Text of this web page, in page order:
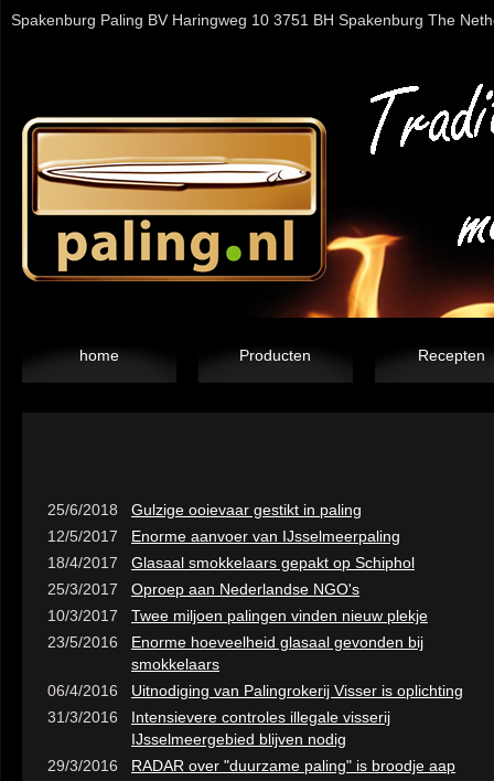
Spakenburg Paling BV Haringweg 10 3751 BH Spakenburg The
home Producten Recepten
25/6/2018
Gulzige ooievaar gestikt in paling
12/5/2017
Enorme aanvoer van IJsselmeerpaling
18/4/2017
Glasaal smokkelaars gepakt op Schiphol
25/3/2017
Oproep aan Nederlandse NGO's
10/3/2017
Twee miljoen palingen vinden nieuw plekje
23/5/2016
Enorme hoeveelheid glasaal gevonden bij
smokkelaars
06/4/2016
Uitnodiging van Palingrokerij Visser is oplichting
31/3/2016
Intensievere controles illegale visserij
IJsselmeergebied blijven nodig
29/3/2016
RADAR over "duurzame paling" is broodje aap